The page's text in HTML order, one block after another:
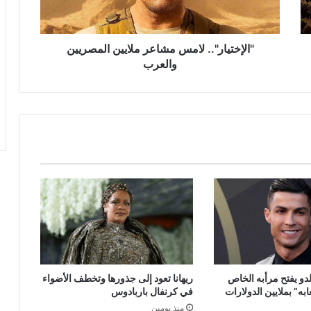
"الإختيار".. لامس مشاعر ملايين المصريين
والعرب
يفتح مرأبه الخاص
بملايين الدولارات
ريهانا تعود إلى جذورها وتخطف الأضواء
في كرنفال باربادوس
منذ يومين